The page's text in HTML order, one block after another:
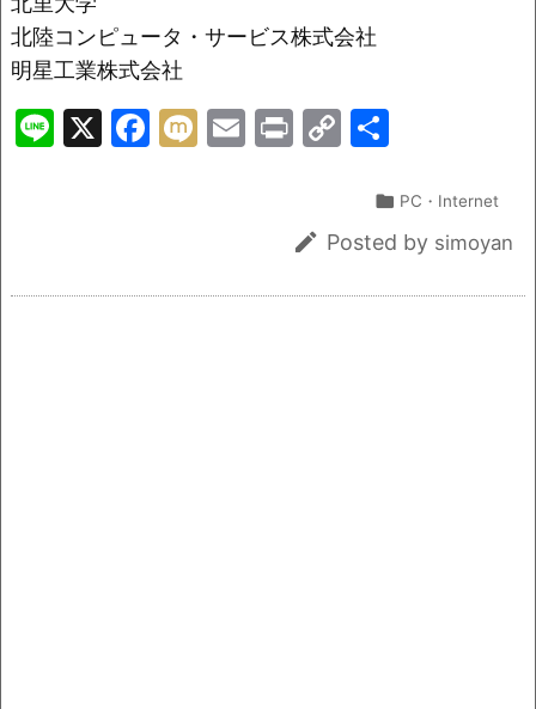
北陸コンピュータ・サービス株式会社
明星工業株式会社
Li X
F
M E
Pr C
y
 PC・Internet
 Posted by simoyan